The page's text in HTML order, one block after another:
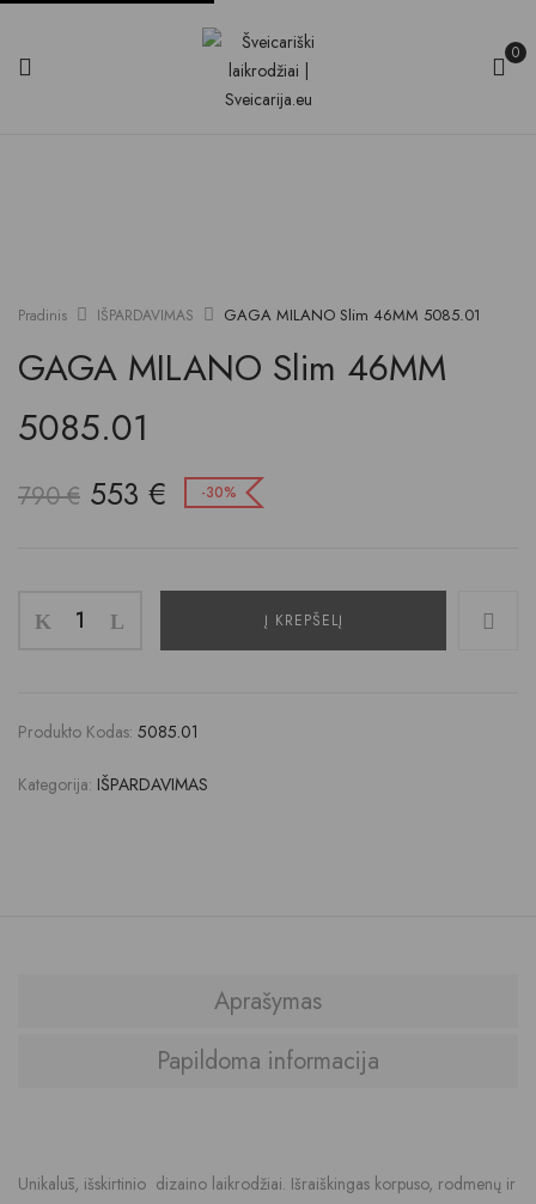
0
Pradinis IŠPARDAVIMAS GAGA MILANO Slim 46MM 5085.01
GAGA MILANO Slim 46MM
5085.01
790€ 553 € -30%
Į KREPŠELĮ
Produkto Kodas: 5085.01
Kategorija: IŠPARDAVIMAS
Aprašymas
Papildoma informacija
Unikalūs, išskirtinio dizaino laikrodžiai. Išraiškingas korpuso, rodmenų ir